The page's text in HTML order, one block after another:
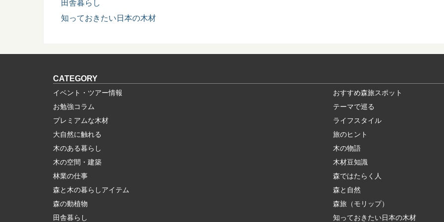
アなどで、森の中...
田舎暮らし
知っておきたい日本の木材
CATEGORY
イベント・ツアー情報
おすすめ森旅スポット
お勉強コラム
テーマで巡る
プレミアムな木材
ライフスタイル
大自然に触れる
旅のヒント
木のある暮らし
木の物語
木の空間・建築
木材豆知識
林業の仕事
森ではたらく人
森と木の暮らしアイテム
森と自然
森の動植物
森旅（モリップ）
田舎暮らし
知っておきたい日本の木材